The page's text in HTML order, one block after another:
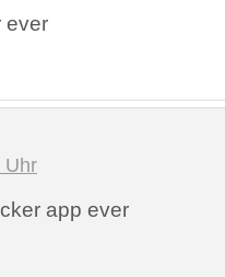
ever
Uhr
app ever